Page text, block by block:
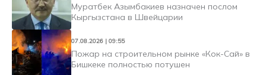
Муратбек Азымбакиев назначен послом
Кыргызстана в Швейцарии
07.08.2026 | 09:55
Пожар на строительном рынке «Кок-Сай» в
Бишкеке полностью потушен